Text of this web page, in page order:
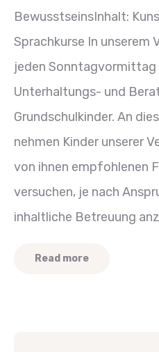
BewusstseinsInhalt:
Sprachkurse In unserem
jeden Sonntagvormittag
Unterhaltungs- und
Grundschulkinder. An
nehmen Kinder unserer
von ihnen empfohlenen
versuchen, je nach
inhaltliche Betreuung
Read more